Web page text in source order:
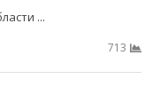
...
713